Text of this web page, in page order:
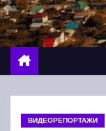
о
м
у
ВИДЕОРЕПОРТАЖИ